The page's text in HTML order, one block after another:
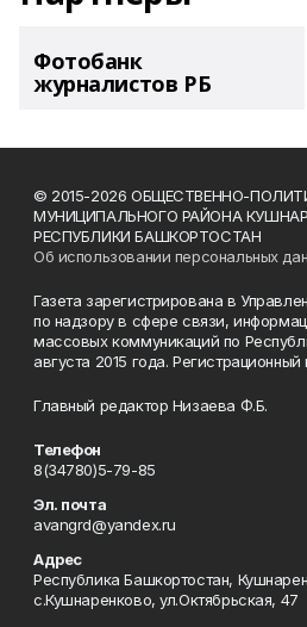
Фотобанк
журналистов РБ
© 2015-2026 ОБЩЕСТВЕННО-
МУНИЦИПАЛЬНОГО РАЙОНА
РЕСПУБЛИКИ БАШКОРТОСТАН
Об использовании персональных
Газета зарегистрирована в
по надзору в сфере связи,
массовых коммуникаций по
августа 2015 года.
Главный редактор Низаева Ф.Б.
Телефон
8(34780)5-79-85
Эл. почта
avangrd@yandex.ru
Адрес
Республика Башкортостан,
с.Кушнаренково, ул.Октябрьская, 47